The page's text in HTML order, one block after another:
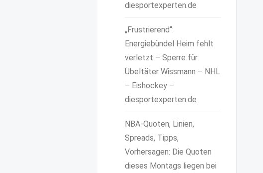
diesportexperten.de
„Frustrierend“:
Energiebündel Heim fehlt
verletzt – Sperre für
Übeltäter Wissmann – NHL
– Eishockey –
diesportexperten.de
NBA-Quoten, Linien,
Spreads, Tipps,
Vorhersagen: Die Quoten
dieses Montags liegen bei